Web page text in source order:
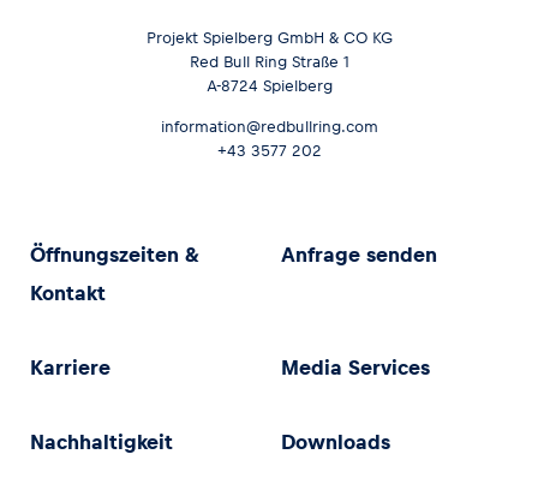
Projekt Spielberg GmbH & CO KG
Red Bull Ring Straße 1
A-8724 Spielberg
information@redbullring.com
+43 3577 202
Öffnungszeiten &
Kontakt
Anfrage senden
Karriere Media Services
Nachhaltigkeit Downloads